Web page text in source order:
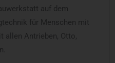
auf dem
für Menschen mit
allen Antrieben, Otto,